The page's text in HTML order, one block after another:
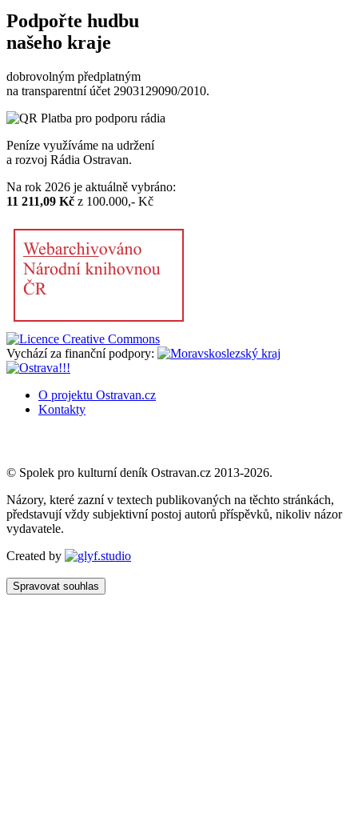
Podpořte hudbu
našeho kraje
dobrovolným předplatným
na transparentní účet 2903129090/2010.
Peníze využíváme na udržení
a rozvoj Rádia Ostravan.
Na rok 2026 je aktuálně vybráno:
11 211,09 Kč z 100.000,- Kč
Vychází za finanční podpory:
O projektu Ostravan.cz
Kontakty
© Spolek pro kulturní deník Ostravan.cz 2013-2026.
Názory, které zazní v textech publikovaných na těchto stránkách,
představují vždy subjektivní postoj autorů příspěvků, nikoliv názor
vydavatele.
Created by
Spravovat souhlas